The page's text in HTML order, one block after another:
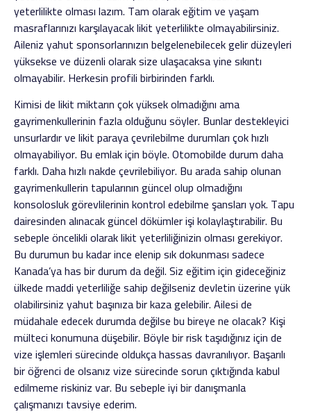
yeterlilikte olması lazım. Tam olarak eğitim ve yaşam
masraflarınızı karşılayacak likit yeterlilikte olmayabilirsiniz.
Aileniz yahut sponsorlarınızın belgelenebilecek gelir düzeyleri
yüksekse ve düzenli olarak size ulaşacaksa yine sıkıntı
olmayabilir. Herkesin profili birbirinden farklı.
Kimisi de likit miktarın çok yüksek olmadığını ama
gayrimenkullerinin fazla olduğunu söyler. Bunlar destekleyici
unsurlardır ve likit paraya çevrilebilme durumları çok hızlı
olmayabiliyor. Bu emlak için böyle. Otomobilde durum daha
farklı. Daha hızlı nakde çevrilebiliyor. Bu arada sahip olunan
gayrimenkullerin tapularının güncel olup olmadığını
konsolosluk görevlilerinin kontrol edebilme şansları yok. Tapu
dairesinden alınacak güncel dökümler işi kolaylaştırabilir. Bu
sebeple öncelikli olarak likit yeterliliğinizin olması gerekiyor.
Bu durumun bu kadar ince elenip sık dokunması sadece
Kanada’ya has bir durum da değil. Siz eğitim için gideceğiniz
ülkede maddi yeterliliğe sahip değilseniz devletin üzerine yük
olabilirsiniz yahut başınıza bir kaza gelebilir. Ailesi de
müdahale edecek durumda değilse bu bireye ne olacak? Kişi
mülteci konumuna düşebilir. Böyle bir risk taşıdığınız için de
vize işlemleri sürecinde oldukça hassas davranılıyor. Başarılı
bir öğrenci de olsanız vize sürecinde sorun çıktığında kabul
edilmeme riskiniz var. Bu sebeple iyi bir danışmanla
çalışmanızı tavsiye ederim.